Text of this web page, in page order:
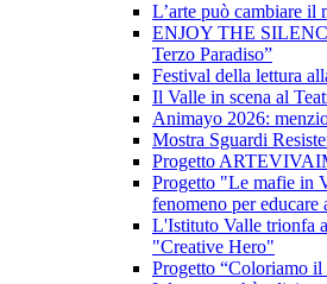
L’arte può cambiare il
ENJOY THE
Terzo Paradiso”
Festival della lettura
Il Valle in scena al
Animayo 2026:
Mostra Sguardi
Progetto
Progetto "Le mafie in
fenomeno per educare
L'Istituto Valle trionfa
"Creative Hero"
Progetto “Coloriamo